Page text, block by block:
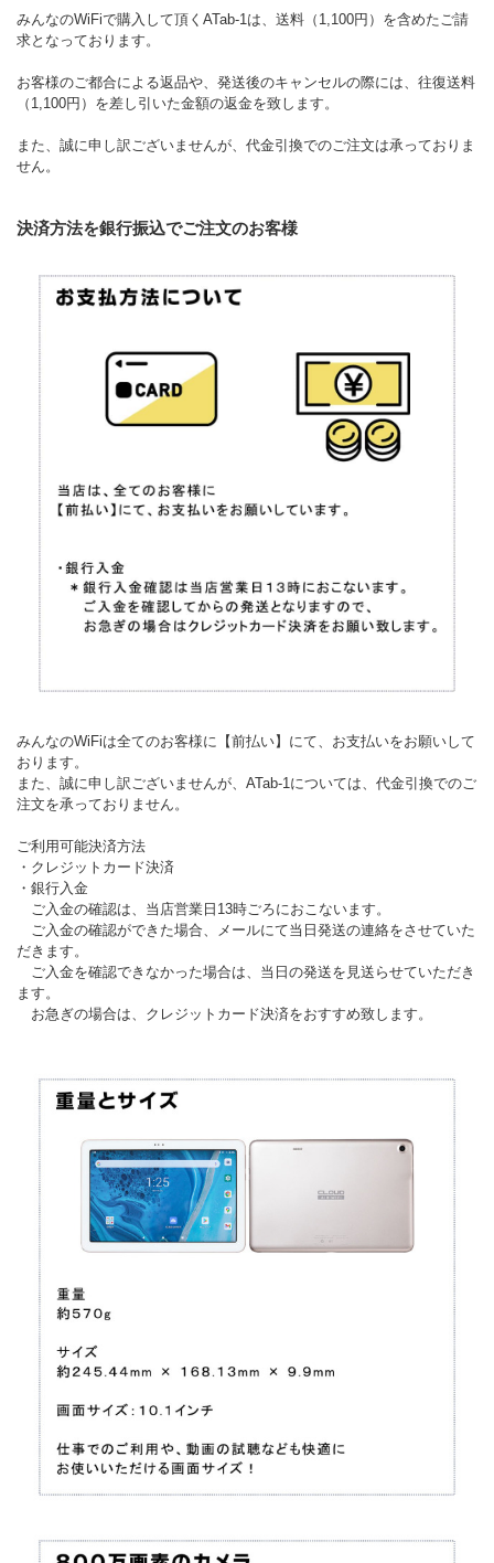
みんなのWiFiで購入して頂くATab-1は、送料（1,100円）を含めたご請
求となっております。
お客様のご都合による返品や、発送後のキャンセルの際には、往復送料
（1,100円）を差し引いた金額の返金を致します。
また、誠に申し訳ございませんが、代金引換でのご注文は承っておりま
せん。
決済方法を銀行振込でご注文のお客様
みんなのWiFiは全てのお客様に【前払い】にて、お支払いをお願いして
おります。
また、誠に申し訳ございませんが、ATab-1については、代金引換でのご
注文を承っておりません。
ご利用可能決済方法
・クレジットカード決済
・銀行入金
ご入金の確認は、当店営業日13時ごろにおこないます。
ご入金の確認ができた場合、メールにて当日発送の連絡をさせていた
だきます。
ご入金を確認できなかった場合は、当日の発送を見送らせていただき
ます。
お急ぎの場合は、クレジットカード決済をおすすめ致します。